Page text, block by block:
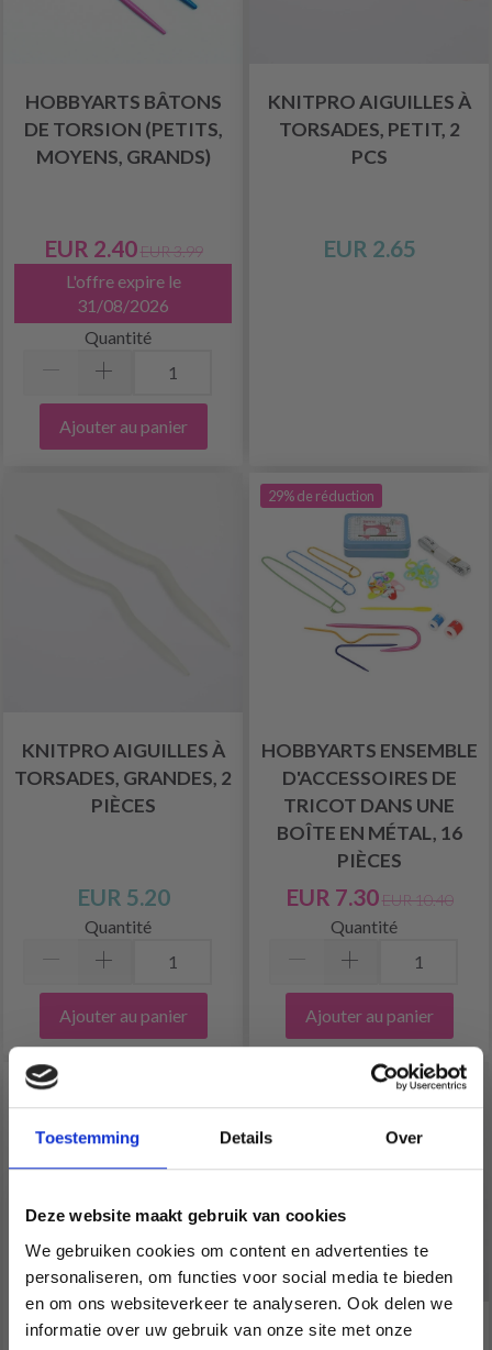
Toestemming Details Over
Deze website maakt gebruik van cookies
We gebruiken cookies om content en advertenties te
personaliseren, om functies voor social media te bieden
en om ons websiteverkeer te analyseren. Ook delen we
informatie over uw gebruik van onze site met onze
HOBBYARTS BÂTONS
DE TORSION (PETITS,
MOYENS, GRANDS)
EUR 2.40 EUR 3.99
L'offre expire le
31/08/2026
Quantité
Ajouter au panier
KNITPRO AIGUILLES À
TORSADES, PETIT, 2
PCS
EUR 2.65
KNITPRO AIGUILLES À
TORSADES, GRANDES, 2
PIÈCES
EUR 5.20
Quantité
Ajouter au panier
29% de réduction
HOBBYARTS ENSEMBLE
D'ACCESSOIRES DE
TRICOT DANS UNE
BOÎTE EN MÉTAL, 16
PIÈCES
EUR 7.30 EUR 10.40
Quantité
Ajouter au panier
PRYM AIGUILLES POUR KNITPRO ENSEMBLE DE